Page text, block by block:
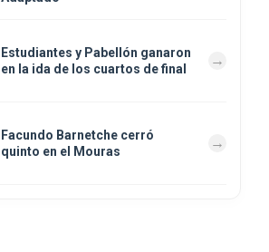
Estudiantes y Pabellón ganaron
en la ida de los cuartos de final
Facundo Barnetche cerró
quinto en el Mouras